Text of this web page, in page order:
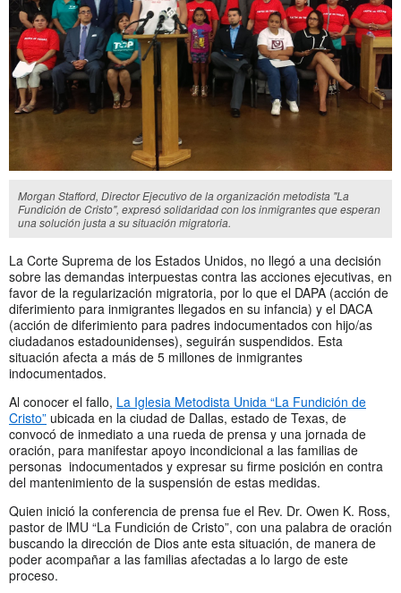
Morgan Stafford, Director Ejecutivo de la organización metodista "La
Fundición de Cristo", expresó solidaridad con los inmigrantes que esperan
una solución justa a su situación migratoria.
La Corte Suprema de los Estados Unidos, no llegó a una decisión
sobre las demandas interpuestas contra las acciones ejecutivas, en
favor de la regularización migratoria, por lo que el DAPA (acción de
diferimiento para inmigrantes llegados en su infancia) y el DACA
(acción de diferimiento para padres indocumentados con hijo/as
ciudadanos estadounidenses), seguirán suspendidos. Esta
situación afecta a más de 5 millones de inmigrantes
indocumentados.
Al conocer el fallo, La Iglesia Metodista Unida “La Fundición de
Cristo” ubicada en la ciudad de Dallas, estado de Texas, de
convocó de inmediato a una rueda de prensa y una jornada de
oración, para manifestar apoyo incondicional a las familias de
personas indocumentados y expresar su firme posición en contra
del mantenimiento de la suspensión de estas medidas.
Quien inició la conferencia de prensa fue el Rev. Dr. Owen K. Ross,
pastor de lMU “La Fundición de Cristo”, con una palabra de oración
buscando la dirección de Dios ante esta situación, de manera de
poder acompañar a las familias afectadas a lo largo de este
proceso.